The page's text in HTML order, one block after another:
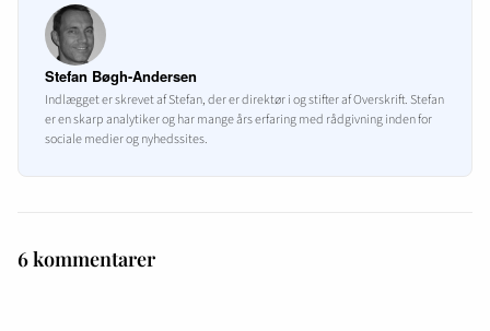
Stefan Bøgh-Andersen
Indlægget er skrevet af Stefan, der er direktør i og stifter af Overskrift. Stefan
er en skarp analytiker og har mange års erfaring med rådgivning inden for
sociale medier og nyhedssites.
6 kommentarer